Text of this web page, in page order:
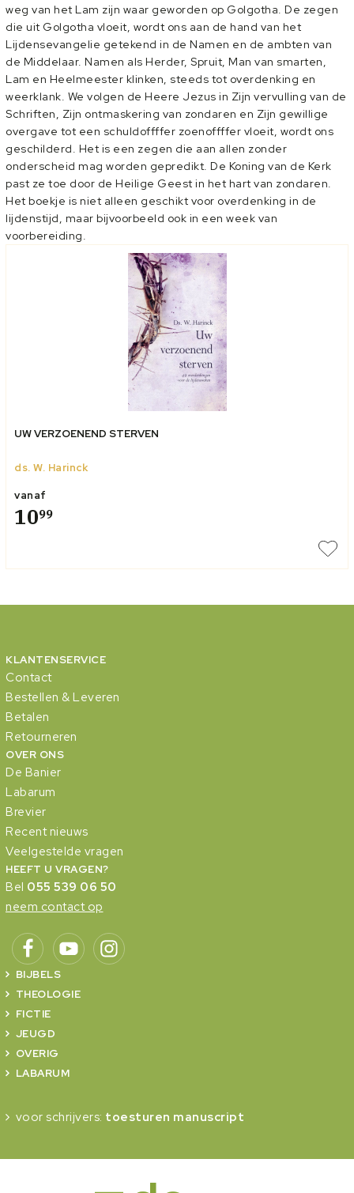
weg van het Lam zijn waar geworden op Golgotha. De zegen
die uit Golgotha vloeit, wordt ons aan de hand van het
Lijdensevangelie getekend in de Namen en de ambten van
de Middelaar. Namen als Herder, Spruit, Man van smarten,
Lam en Heelmeester klinken, steeds tot overdenking en
weerklank. We volgen de Heere Jezus in Zijn vervulling van de
Schriften, Zijn ontmaskering van zondaren en Zijn gewillige
overgave tot een schuldoffffer zoenoffffer vloeit, wordt ons
geschilderd. Het is een zegen die aan allen zonder
onderscheid mag worden gepredikt. De Koning van de Kerk
past ze toe door de Heilige Geest in het hart van zondaren.
Het boekje is niet alleen geschikt voor overdenking in de
lijdenstijd, maar bijvoorbeeld ook in een week van
voorbereiding.
UW VERZOENEND STERVEN
ds. W. Harinck
vanaf
1099
KLANTENSERVICE
Contact
Bestellen & Leveren
Betalen
Retourneren
OVER ONS
De Banier
Labarum
Brevier
Recent nieuws
Veelgestelde vragen
HEEFT U VRAGEN?
Bel 055 539 06 50
neem contact op
BIJBELS
THEOLOGIE
FICTIE
JEUGD
OVERIG
LABARUM
voor schrijvers: toesturen manuscript